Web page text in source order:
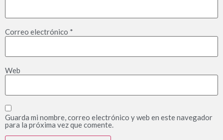
Correo electrónico *
Web
Guarda mi nombre, correo electrónico y web en este navegador
para la próxima vez que comente.